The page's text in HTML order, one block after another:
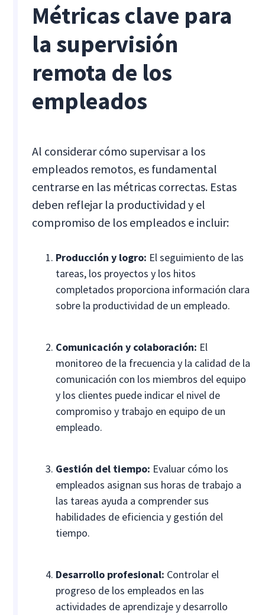
Métricas clave para
la supervisión
remota de los
empleados
Al considerar cómo supervisar a los
empleados remotos, es fundamental
centrarse en las métricas correctas. Estas
deben reflejar la productividad y el
compromiso de los empleados e incluir:
Producción y logro: El seguimiento de las
tareas, los proyectos y los hitos
completados proporciona información clara
sobre la productividad de un empleado.
Comunicación y colaboración: El
monitoreo de la frecuencia y la calidad de la
comunicación con los miembros del equipo
y los clientes puede indicar el nivel de
compromiso y trabajo en equipo de un
empleado.
Gestión del tiempo: Evaluar cómo los
empleados asignan sus horas de trabajo a
las tareas ayuda a comprender sus
habilidades de eficiencia y gestión del
tiempo.
Desarrollo profesional: Controlar el
progreso de los empleados en las
actividades de aprendizaje y desarrollo